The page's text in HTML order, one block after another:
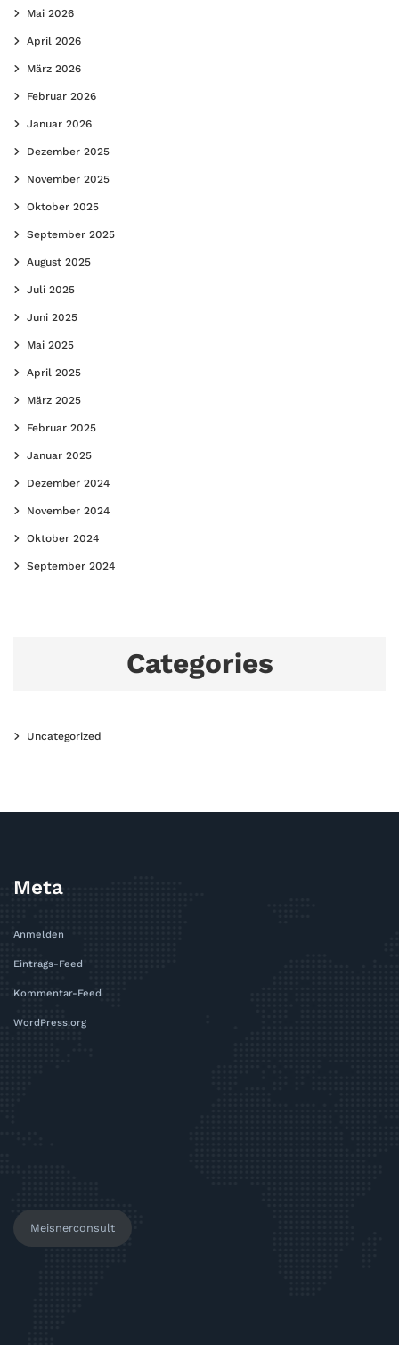
Mai 2026
April 2026
März 2026
Februar 2026
Januar 2026
Dezember 2025
November 2025
Oktober 2025
September 2025
August 2025
Juli 2025
Juni 2025
Mai 2025
April 2025
März 2025
Februar 2025
Januar 2025
Dezember 2024
November 2024
Oktober 2024
September 2024
Categories
Uncategorized
Meta
Anmelden
Eintrags-Feed
Kommentar-Feed
WordPress.org
Meisnerconsult